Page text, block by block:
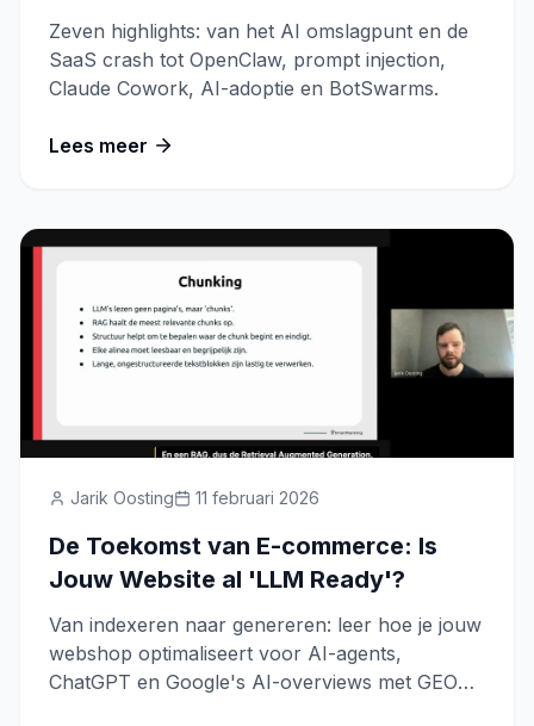
en Autonome Agents
Zeven highlights: van het AI omslagpunt en de
SaaS crash tot OpenClaw, prompt injection,
Claude Cowork, AI-adoptie en BotSwarms.
Lees meer
Jarik Oosting 11 februari 2026
De Toekomst van E-commerce: Is
Jouw Website al 'LLM Ready'?
Van indexeren naar genereren: leer hoe je jouw
webshop optimaliseert voor AI-agents,
ChatGPT en Google's AI-overviews met GEO